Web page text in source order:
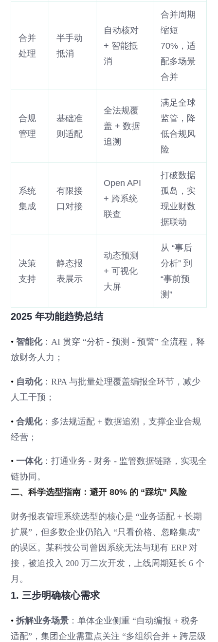
合并
处理
半手动
抵消
自动核对
+ 智能抵
消
合并周期
缩短
70%，适
配多场景
合并
合规
管理
基础准
则适配
全法规覆
盖 + 数据
追溯
满足全球
监管，降
低合规风
险
系统
集成
有限接
口对接
Open API
+ 跨系统
联查
打破数据
孤岛，实
现业财数
据联动
决策
支持
静态报
表展示
动态预测
+ 可视化
大屏
从 “事后
分析” 到
“事前预
测”
2025 年功能趋势总结
•智能化：AI 贯穿 “分析 - 预测 - 预警” 全流程，释
放财务人力；
• 自动化：RPA 与批量处理覆盖编报全环节，减少
人工干预；
•合规化：多法规适配 + 数据追溯，支撑企业合规
经营；
•一体化：打通业务 - 财务 - 监管数据链路，实现全
链协同。
二、科学选型指南：避开 80% 的 “踩坑” 风险
财务报表管理系统选型的核心是 “业务适配 + 长期
扩展”，但多数企业仍陷入 “只看价格、忽略集成”
的误区。某科技公司曾因系统无法与现有 ERP 对
接，被迫投入 200 万二次开发，上线周期延长 6 个
月。
1. 三步明确核心需求
•拆解业务场景 ：单体企业侧重 “自动编报 + 税务
适配”，集团企业需重点关注 “多组织合并 + 跨层级